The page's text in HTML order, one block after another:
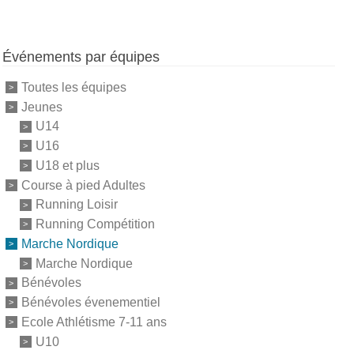
Événements par équipes
Toutes les équipes
Jeunes
U14
U16
U18 et plus
Course à pied Adultes
Running Loisir
Running Compétition
Marche Nordique
Marche Nordique
Bénévoles
Bénévoles évenementiel
Ecole Athlétisme 7-11 ans
U10